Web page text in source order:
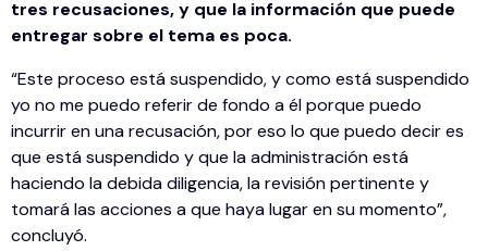
tres recusaciones, y que la información que puede
entregar sobre el tema es poca.
“Este proceso está suspendido, y como está suspendido
yo no me puedo referir de fondo a él porque puedo
incurrir en una recusación, por eso lo que puedo decir es
que está suspendido y que la administración está
haciendo la debida diligencia, la revisión pertinente y
tomará las acciones a que haya lugar en su momento”,
concluyó.